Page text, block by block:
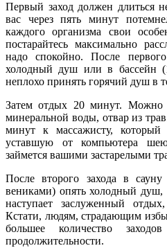
Первый заход должен длиться
вас через пять минут
каждого организма свои
постарайтесь максимально
надо спокойно. После
холодный душ или в бассейн
неплохо принять горячий душ в
Затем отдых 20 минут. Можно
минеральной воды, отвар из
минут к массажисту,
уставшую от компьютера
займется вашими застарелыми
После второго захода в
вениками) опять холодный душ,
наступает заслуженный
Кстати, людям, страдающим
большее количество
продолжительности.